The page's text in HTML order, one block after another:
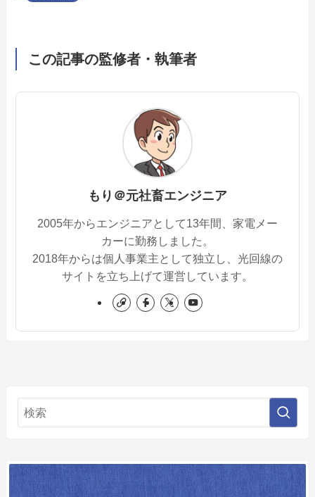
この記事の監修者・執筆者
もり＠元社畜エンジニア
2005年からエンジニアとして13年間、家電メー
カーに勤務しました。
2018年からは個人事業主として独立し、光回線の
サイトを立ち上げて運営しています。